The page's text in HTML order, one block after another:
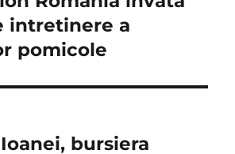
intretinere a
pomicole
bursiera